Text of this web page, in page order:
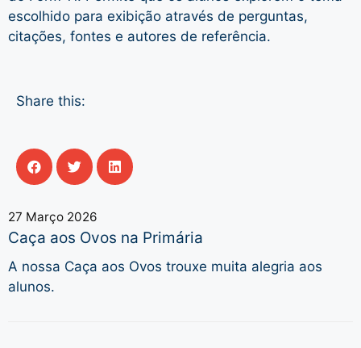
escolhido para exibição através de perguntas,
citações, fontes e autores de referência.
Share this:
27 Março 2026
Caça aos Ovos na Primária
A nossa Caça aos Ovos trouxe muita alegria aos
alunos.